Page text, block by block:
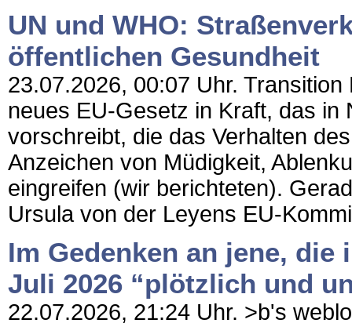
UN und WHO:
öffentlichen Gesundheit
23.07.2026, 00:07 Uhr.
neues EU-Gesetz in Kraft, das
vorschreibt, die das Verhalten
Anzeichen von Müdigkeit,
eingreifen (wir berichteten).
Ursula von der Leyens EU-
Im Gedenken an jene, die
Juli 2026 “plötzlich und
22.07.2026, 21:24 Uhr. >b's